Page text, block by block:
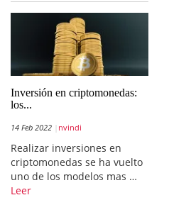
Inversión en criptomonedas:
los...
14 Feb 2022 nvindi
Realizar inversiones en
criptomonedas se ha vuelto
uno de los modelos mas …
Leer